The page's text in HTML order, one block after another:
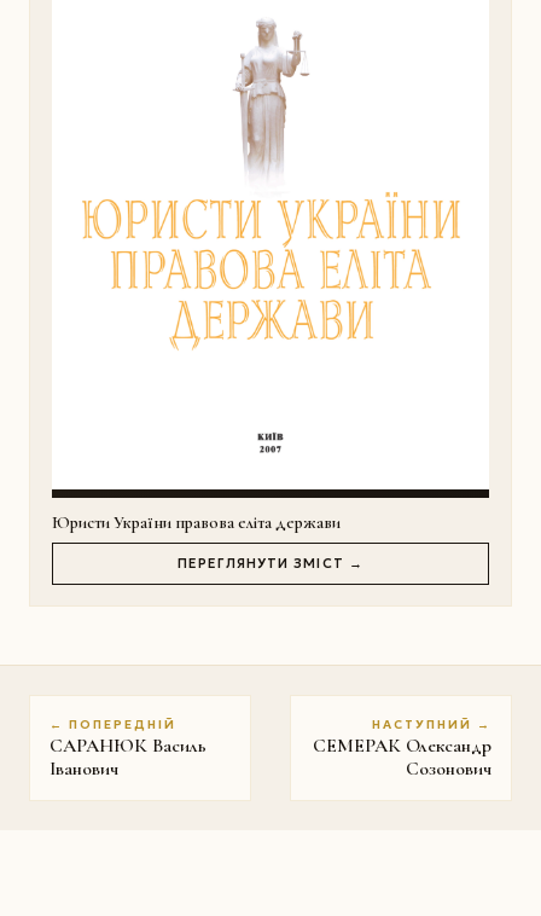
Юристи України правова еліта держави
ПЕРЕГЛЯНУТИ ЗМІСТ →
← ПОПЕРЕДНІЙ
САРАНЮК Василь
Іванович
НАСТУПНИЙ →
СЕМЕРАК Олександр
Созонович